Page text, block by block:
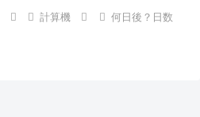
計算機
何日後？日数